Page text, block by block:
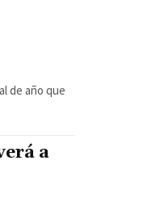
de año que
a